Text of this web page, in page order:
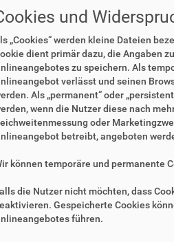
und
„Cookies“ werden kleine Dateien
dient primär dazu, die Angaben
zu speichern. Als
verlässt und seinen
Als „permanent“ oder
wenn die Nutzer diese nach
oder
betreibt, angeboten
können temporäre und permanente
die Nutzer nicht möchten, dass
Gespeicherte Cookies
führen.